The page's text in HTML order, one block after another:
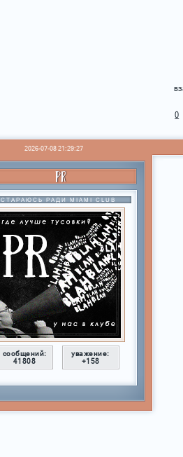
0
2026-07-08 21:29:27
PR
СТАРАЮСЬ РАДИ MIAMI CLUB
сообщений:
41808
уважение:
+158